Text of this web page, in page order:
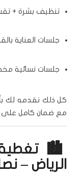
تنظيف بشرة +
جلسات العناية
جلسات نسائية
كل ذلك نقدمه لك
مع ضمان كامل على
🏙️
الرياض –